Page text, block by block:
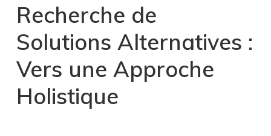
Recherche de
Solutions Alternatives :
Vers une Approche
Holistique